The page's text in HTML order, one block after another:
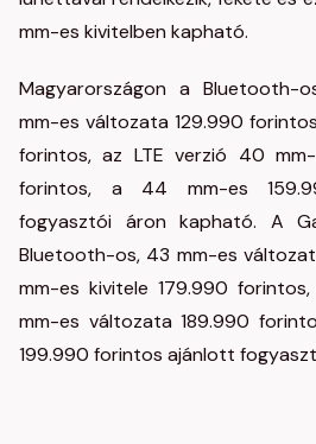
mm-es kivitelben kapható.
Magyarországon a Bluetooth-
mm-es változata 129.990
forintos, az LTE verzió 40
forintos, a 44 mm-es
fogyasztói áron kapható. A
Bluetooth-os, 43 mm-es
mm-es kivitele 179.990
mm-es változata 189.990
199.990 forintos ajánlott